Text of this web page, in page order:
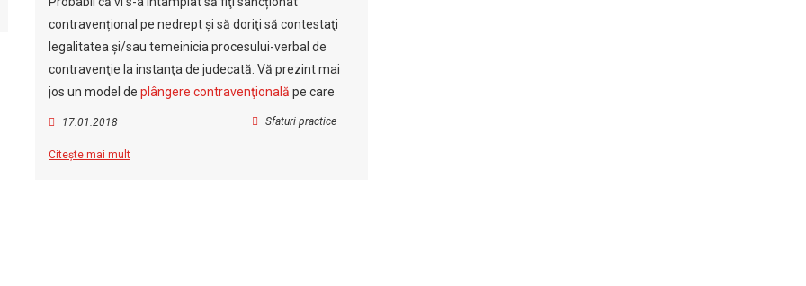
contravențional pe nedrept şi să doriţi să contestaţi
legalitatea şi/sau temeinicia procesului-verbal de
contravenţie la instanţa de judecată. Vă prezint mai
jos un model de plângere contravenţională pe care
17.01.2018 Sfaturi practice
Citește mai mult